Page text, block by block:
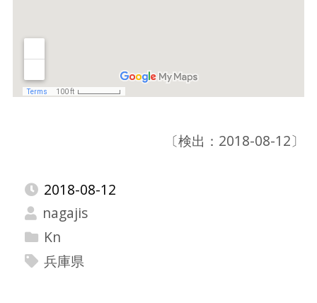
〔検出：2018-08-12〕
2018-08-12
nagajis
Kn
兵庫県